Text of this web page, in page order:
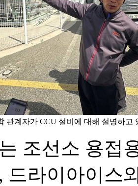
관계자가 CCU 설비에 대해 설명하고
조선소 용접
드라이아이스